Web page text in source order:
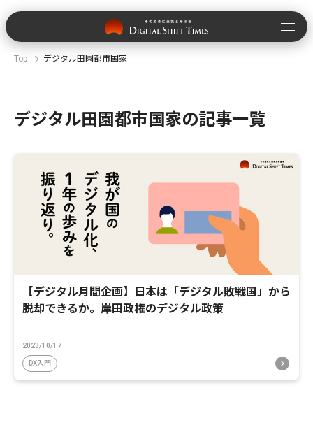
Top デジタル田園都市国家
デジタル田園都市国家の記事一覧
【デジタル月間企画】日本は「デジタル敗戦国」から
脱却できるか。岸田政権のデジタル政策
2023/10/17
DX入門